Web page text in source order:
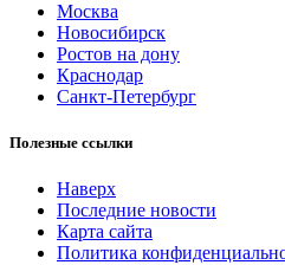
Москва
Новосибирск
Ростов на дону
Краснодар
Санкт-Петербург
Полезные ссылки
Наверх
Последние новости
Карта сайта
Политика